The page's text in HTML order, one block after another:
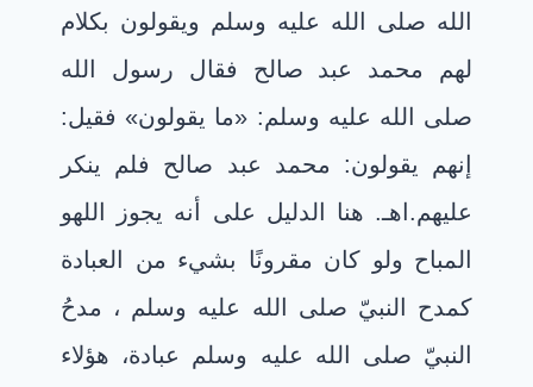
الله صلى الله عليه وسلم ويقولون بكلام
لهم محمد عبد صالح فقال رسول الله
صلى الله عليه وسلم: «ما يقولون» فقيل:
إنهم يقولون: محمد عبد صالح فلم ينكر
عليهم.اهـ. هنا الدليل على أنه يجوز اللهو
المباح ولو كان مقرونًا بشيء من العبادة
كمدح النبيّ صلى الله عليه وسلم ، مدحُ
النبيّ صلى الله عليه وسلم عبادة، هؤلاء